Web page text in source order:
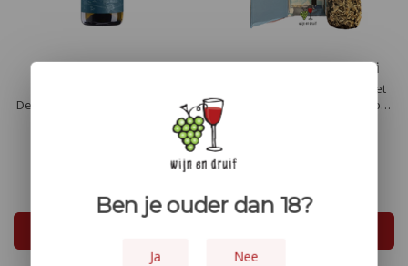
Montresor Custoza
De Montresor Custoza Vedetta
aromatische witte wijn met
tonen van rijpe perzik, citrus en
witte bloemen. Licht mineralig,
evenwichtige zuurgraad en een
verfijnde, fruitige afdronk.
Coral wine Gavi di Gavi
Frisse, mineralige smaak met
tonen van citrus, groene appel
krijgt de wijn een ongekende
finesse, met zachte, afgeronde
mondgevoel. Een pure
Ben je ouder dan 18?
Ja Nee